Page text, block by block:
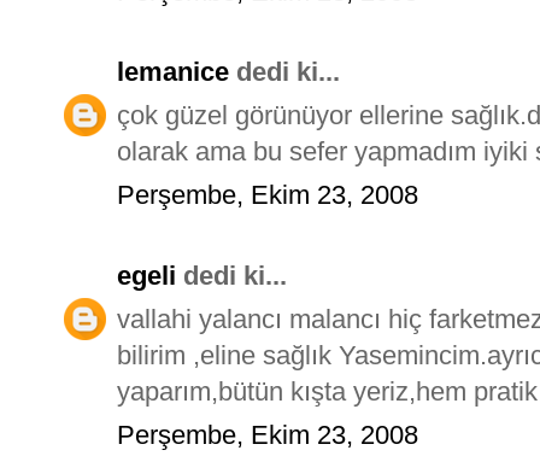
lemanice dedi ki...
çok güzel görünüyor ellerine
olarak ama bu sefer yapmadım iyiki
Perşembe, Ekim 23, 2008
egeli dedi ki...
vallahi yalancı malancı hiç
bilirim ,eline sağlık
yaparım,bütün kışta yeriz,hem
Perşembe, Ekim 23, 2008